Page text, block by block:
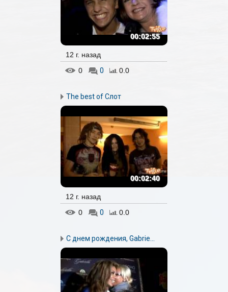
00:02:55
12 г. назад
0
0 0.0
The best of Слот
00:02:40
12 г. назад
0
0 0.0
С днем рождения, Gabrie...